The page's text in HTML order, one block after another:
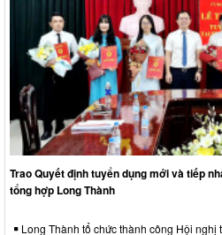
Trao Quyết định tuyển dụng mới và tiếp
tổng hợp Long Thành
Long Thành tổ chức thành công Hội nghị